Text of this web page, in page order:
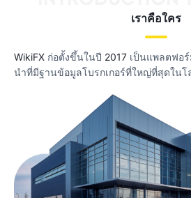
เราคือใคร
WikiFX ก่อตั้งขึ้นในปี 2017 เป็นแพลตฟอ
นําที่มีฐานข้อมูลโบรกเกอร์ที่ใหญ่ที่สุดในโ